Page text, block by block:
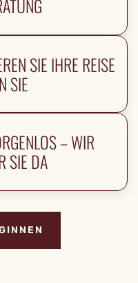
SIE IHRE REISE
SIE
– WIR
SIE DA